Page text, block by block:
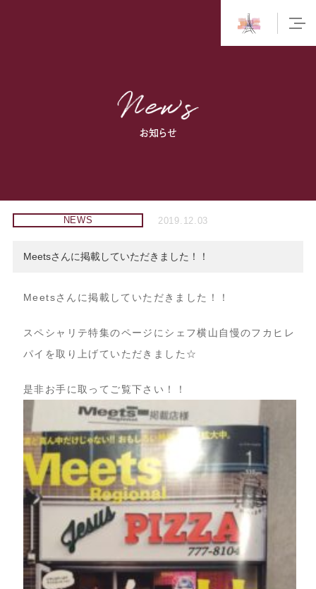
お知らせ
NEWS 2019.12.03
Meetsさんに掲載していただきました！！
Meetsさんに掲載していただきました！！
スペシャリテ特集のページにシェフ横山自慢のフカヒレ
パイを取り上げていただきました☆
是非お手に取ってご覧下さい！！